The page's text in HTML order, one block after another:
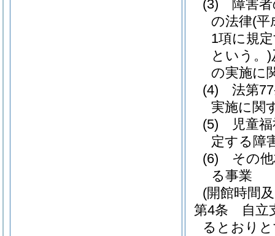
(3)
障害
の法律(平
1項に規
という。)
の実施に
(4)
法第
実施に関
(5)
児童
定する障
(6)
その
る事業
(開館時間
第4条
自立
るとおり